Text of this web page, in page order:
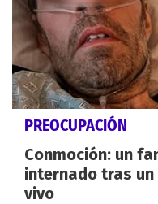
PREOCUPACIÓN
Conmoción: un
internado tras
vivo